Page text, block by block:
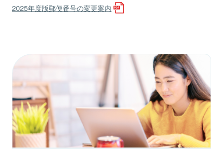
2025年度版郵便番号の変更案内